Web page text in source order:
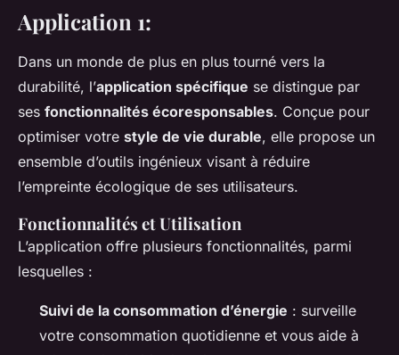
Application 1:
Dans un monde de plus en plus tourné vers la
durabilité, l’application spécifique se distingue par
ses fonctionnalités écoresponsables. Conçue pour
optimiser votre style de vie durable, elle propose un
ensemble d’outils ingénieux visant à réduire
l’empreinte écologique de ses utilisateurs.
Fonctionnalités et Utilisation
L’application offre plusieurs fonctionnalités, parmi
lesquelles :
Suivi de la consommation d’énergie : surveille
votre consommation quotidienne et vous aide à